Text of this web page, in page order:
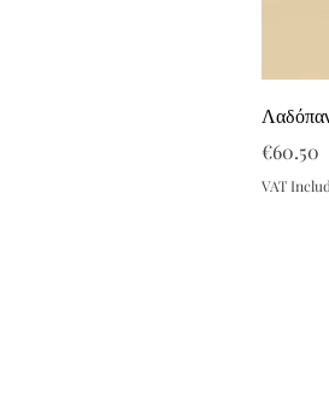
Price
€60.50
VAT